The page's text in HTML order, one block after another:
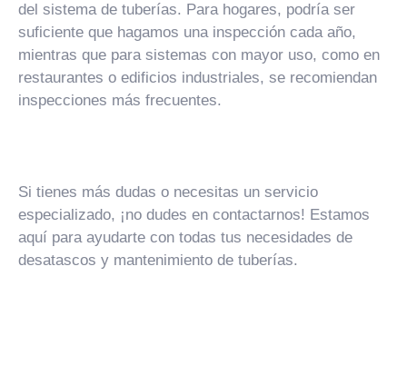
del sistema de tuberías. Para hogares, podría ser
suficiente que hagamos una inspección cada año,
mientras que para sistemas con mayor uso, como en
restaurantes o edificios industriales, se recomiendan
inspecciones más frecuentes.
Si tienes más dudas o necesitas un servicio
especializado, ¡no dudes en contactarnos! Estamos
aquí para ayudarte con todas tus necesidades de
desatascos y mantenimiento de tuberías.